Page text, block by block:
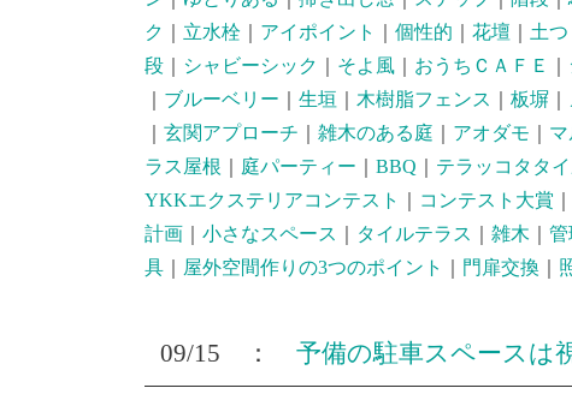
ク
立水栓｜ アイポイント 個性的 花壇 土つ
段｜ シャビーシック そよ風｜ おうちＣＡＦＥ
ブルーベリー 生垣 木樹脂フェンス 板塀｜
玄関アプローチ 雑木のある庭 アオダモ
ラス屋根
庭パーティー BBQ テラッコタタ
YKKエクステリアコンテスト
コンテスト大賞
計画｜ 小さなスペース タイルテラス 雑木 管
具｜ 屋外空間作りの3つのポイント 門扉交換
09/15 ： 予備の駐車スペースは